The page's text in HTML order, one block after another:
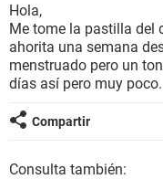
BIENESTAR
SEXUALIDAD
GLOSARIO
Hola,
Me tome la pastilla del
ahorita una semana
menstruado pero un
días así pero muy poco.
Compartir
Consulta también: